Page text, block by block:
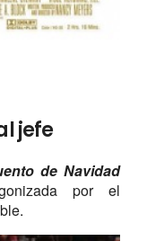
jefe
de Navidad
por el